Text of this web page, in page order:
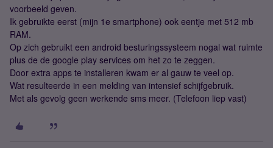
voorbeeld geven.
Ik gebruikte eerst (mijn 1e smartphone) ook eentje met 512 mb
RAM.
Op zich gebruikt een android besturingssysteem nogal wat ruimte
plus de de google play services om het zo te zeggen.
Door extra apps te installeren kwam er al gauw te veel op.
Wat resulteerde in een melding van intensief schijfgebruik.
Met als gevolg geen werkende sms meer. (Telefoon liep vast)